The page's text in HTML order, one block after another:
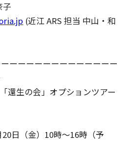
子
(近江 ARS 担当 中山・和
ーーーーーーーーーーーーー
還生の会」オプションツアー
20日（金）10時～16時（予